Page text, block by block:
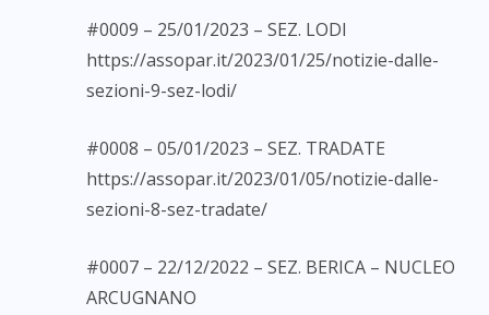
#0009 – 25/01/2023 – SEZ. LODI
https://assopar.it/2023/01/25/notizie-dalle-
sezioni-9-sez-lodi/
#0008 – 05/01/2023 – SEZ. TRADATE
https://assopar.it/2023/01/05/notizie-dalle-
sezioni-8-sez-tradate/
#0007 – 22/12/2022 – SEZ. BERICA – NUCLEO
ARCUGNANO